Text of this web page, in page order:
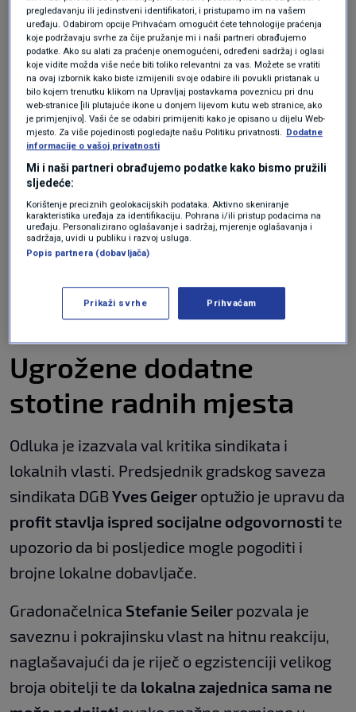
opravdava slabom potražnjom, rastućim
troškovima i snažnom međunarodnom
konkurencijom.
U Speyeru, gradu od oko 50 tisuća stanovnika,
nakon restrukturiranja bi trebalo ostati tek oko
140 radnih mjesta u administraciji i
inženjeringu, dok seproizvodnja seli u druge
zemlje i regije, uključujući Češku, Belgiju,
Indiju i Maroko, javljaFenix magazin.
od siromaštva u mirovini
Ugrožene dodatne
stotine radnih mjesta
Odluka je izazvala val kritika sindikata i
lokalnih vlasti. Predsjednik gradskog saveza
sindikata DGBYves Geiger optužio je upravu da
profit stavlja ispred socijalne odgovornosti te
upozorio da bi posljedice mogle pogoditi i
brojne lokalne dobavljače.
Gradonačelnica Stefanie Seiler pozvala je
saveznu i pokrajinsku vlast na hitnu reakciju,
naglašavajući da je riječ o egzistenciji velikog
broja obitelji te da lokalna zajednica sama ne
pregledavanju ili jedinstveni identifikatori, i pristupamo im na vašem
uređaju. Odabirom opcije Prihvaćam omogućit ćete tehnologije praćenja
koje podržavaju svrhe za čije pružanje mi i naši partneri obrađujemo
podatke. Ako su alati za praćenje onemogućeni, određeni sadržaj i oglasi
koje vidite možda više neće biti toliko relevantni za vas. Možete se vratiti
na ovaj izbornik kako biste izmijenili svoje odabire ili povukli pristanak u
bilo kojem trenutku klikom na Upravljaj postavkama poveznicu pri dnu
web-stranice [ili plutajuće ikone u donjem lijevom kutu web stranice, ako
je primjenjivo]. Vaši će se odabiri primijeniti kako je opisano u dijelu Web-
mjesto. Za više pojedinosti pogledajte našu Politiku privatnosti. Dodatne
informacije o vašoj privatnosti
Mi i naši partneri obrađujemo podatke kako bismo pružili
sljedeće:
Korištenje preciznih geolokacijskih podataka. Aktivno skeniranje
karakteristika uređaja za identifikaciju. Pohrana i/ili pristup podacima na
uređaju. Personalizirano oglašavanje i sadržaj, mjerenje oglašavanja i
sadržaja, uvidi u publiku i razvoj usluga.
Popis partnera (dobavljača)
Prikaži svrhe Prihvaćam